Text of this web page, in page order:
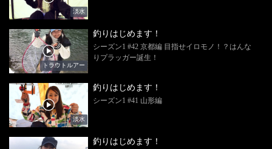
淡水
トラウトルアー
釣りはじめます！
シーズン1 #42 京都編 目指せイロモノ！？はんな
りプラッガー誕生！
淡水
釣りはじめます！
シーズン1 #41 山形編
釣りはじめます！